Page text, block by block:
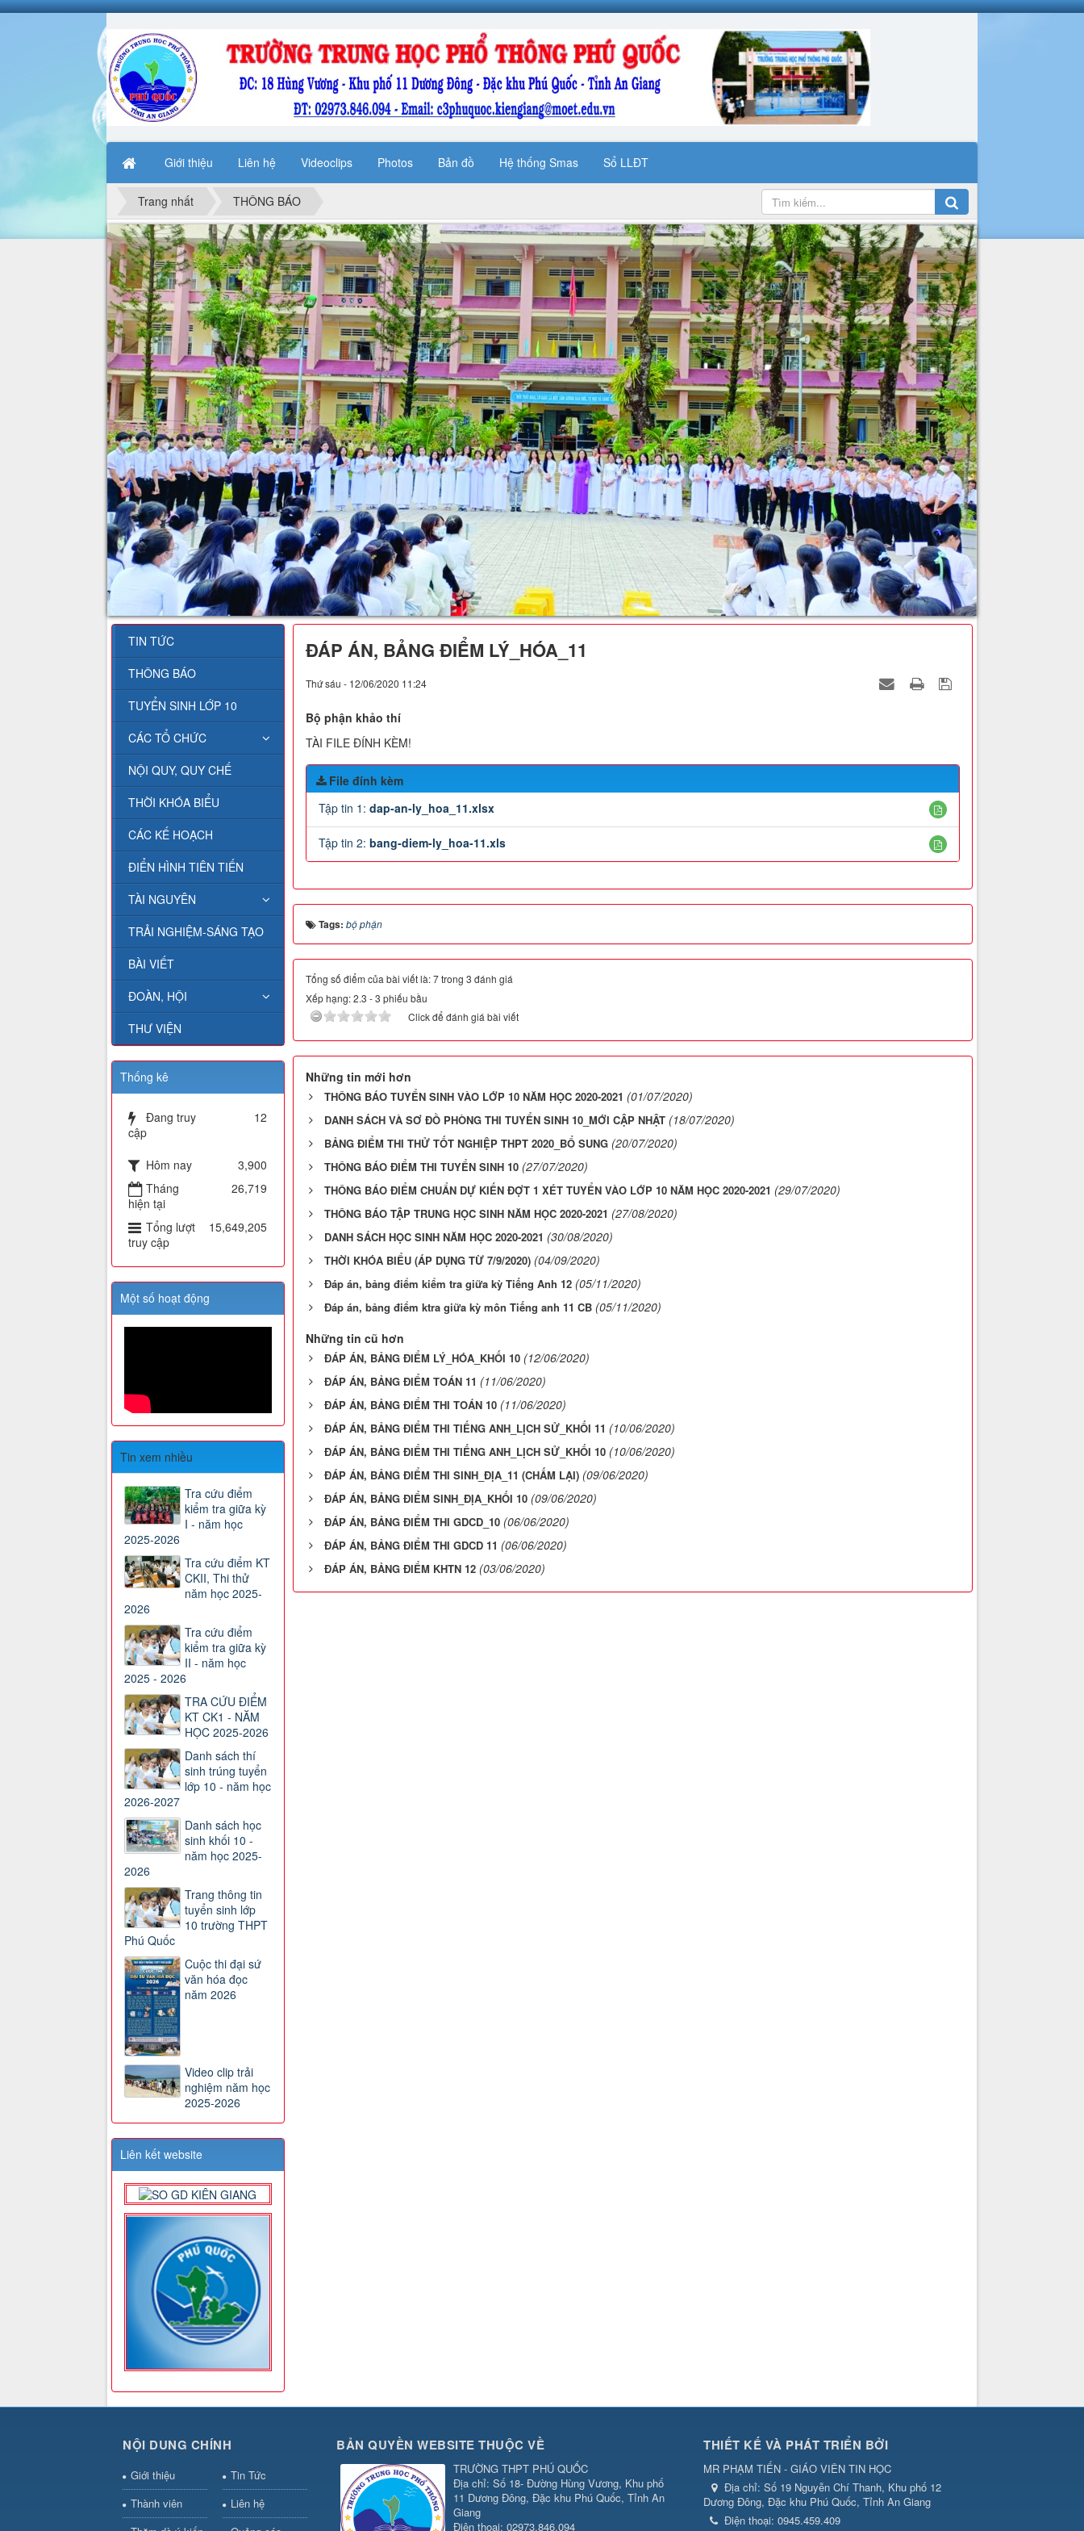
Giới thiệu Liên hệ Videoclips Photos Bản đồ Hệ thống Smas Sổ LLĐT
Trang nhất THÔNG BÁO
ĐÁP ÁN, BẢNG ĐIỂM LÝ_HÓA_11
Thứ sáu - 12/06/2020 11:24
Bộ phận khảo thí
TÀI FILE ĐÍNH KÈM!
File đính kèm
Tập tin 1: dap-an-ly_hoa_11.xlsx
Tập tin 2: bang-diem-ly_hoa-11.xls
Tags: bộ phận
Tổng số điểm của bài viết là: 7 trong 3 đánh giá
Xếp hạng:2.3 -3 phiếu bầu
Click để đánh giá bài viết
Những tin mới hơn
THÔNG BÁO TUYỂN SINH VÀO LỚP 10 NĂM HỌC 2020-2021 (01/07/2020)
DANH SÁCH VÀ SƠ ĐỒ PHÒNG THI TUYỂN SINH 10_MỚI CẬP NHẬT (18/07/2020)
BẢNG ĐIỂM THI THỬ TỐT NGHIỆP THPT 2020_BỔ SUNG (20/07/2020)
THÔNG BÁO ĐIỂM THI TUYỂN SINH 10 (27/07/2020)
THÔNG BÁO ĐIỂM CHUẨN DỰ KIẾN ĐỢT 1 XÉT TUYỂN VÀO LỚP 10 NĂM HỌC 2020-2021 (29/07/2020)
THÔNG BÁO TẬP TRUNG HỌC SINH NĂM HỌC 2020-2021 (27/08/2020)
DANH SÁCH HỌC SINH NĂM HỌC 2020-2021 (30/08/2020)
THỜI KHÓA BIỂU (ÁP DỤNG TỪ 7/9/2020) (04/09/2020)
Đáp án, bảng điểm kiểm tra giữa kỳ Tiếng Anh 12 (05/11/2020)
Đáp án, bảng điểm ktra giữa kỳ môn Tiếng anh 11 CB (05/11/2020)
Những tin cũ hơn
ĐÁP ÁN, BẢNG ĐIỂM LÝ_HÓA_KHỐI 10 (12/06/2020)
ĐÁP ÁN, BẢNG ĐIỂM TOÁN 11 (11/06/2020)
ĐÁP ÁN, BẢNG ĐIỂM THI TOÁN 10 (11/06/2020)
ĐÁP ÁN, BẢNG ĐIỂM THI TIẾNG ANH_LỊCH SỬ_KHỐI 11 (10/06/2020)
ĐÁP ÁN, BẢNG ĐIỂM THI TIẾNG ANH_LỊCH SỬ_KHỐI 10 (10/06/2020)
ĐÁP ÁN, BẢNG ĐIỂM THI SINH_ĐỊA_11 (CHẤM LẠI) (09/06/2020)
ĐÁP ÁN, BẢNG ĐIỂM SINH_ĐỊA_KHỐI 10 (09/06/2020)
ĐÁP ÁN, BẢNG ĐIỂM THI GDCD_10 (06/06/2020)
ĐÁP ÁN, BẢNG ĐIỂM THI GDCD 11 (06/06/2020)
ĐÁP ÁN, BẢNG ĐIỂM KHTN 12 (03/06/2020)
TIN TỨC
THÔNG BÁO
TUYỂN SINH LỚP 10
CÁC TỔ CHỨC
NỘI QUY, QUY CHẾ
THỜI KHÓA BIỂU
CÁC KẾ HOẠCH
ĐIỂN HÌNH TIÊN TIẾN
TÀI NGUYÊN
TRẢI NGHIỆM-SÁNG TẠO
BÀI VIẾT
ĐOÀN, HỘI
THƯ VIỆN
Thống kê
Đang truy
cập
12
Hôm nay
3,900
Tháng
hiện tại
26,719
Tổng lượt
truy cập
15,649,205
Một số hoạt động
Tin xem nhiều
Tra cứu điểm
kiểm tra giữa kỳ
I - năm học
2025-2026
Tra cứu điểm KT
CKII, Thi thử
năm học 2025-
2026
Tra cứu điểm
kiểm tra giữa kỳ
II - năm học
2025 - 2026
TRA CỨU ĐIỂM
KT CK1 - NĂM
HỌC 2025-2026
Danh sách thí
sinh trúng tuyển
lớp 10 - năm học
2026-2027
Danh sách học
sinh khối 10 -
năm học 2025-
2026
Trang thông tin
tuyển sinh lớp
10 trường THPT
Phú Quốc
Cuộc thi đại sứ
văn hóa đọc
năm 2026
Video clip trải
nghiệm năm học
2025-2026
Liên kết website
NỘI DUNG CHÍNH
Giới thiệu
Tin Tức
Thành viên
Liên hệ
BẢN QUYỀN WEBSITE THUỘC VỀ
TRƯỜNG THPT PHÚ QUỐC
Địa chỉ: Số 18- Đường Hùng Vương, Khu phố
11 Dương Đông, Đặc khu Phú Quốc, Tỉnh An
Giang
Điện thoại: 02973.846.094
THIẾT KẾ VÀ PHÁT TRIỂN BỞI
MR PHẠM TIẾN - GIÁO VIÊN TIN HỌC
Địa chỉ: Số 19 Nguyễn Chí Thanh, Khu phố 12
Dương Đông, Đặc khu Phú Quốc, Tỉnh An Giang
Điện thoại: 0945.459.409